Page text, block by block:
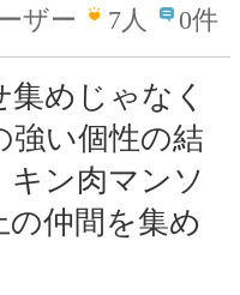
ザー
7人 0件
めじゃなく
強い個性の結
ン肉マンソ
仲間を集め